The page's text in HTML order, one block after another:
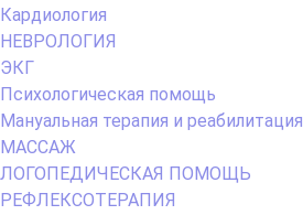
Кардиология
НЕВРОЛОГИЯ
ЭКГ
Психологическая помощь
Мануальная терапия и реабилитация
МАССАЖ
ЛОГОПЕДИЧЕСКАЯ ПОМОЩЬ
РЕФЛЕКСОТЕРАПИЯ